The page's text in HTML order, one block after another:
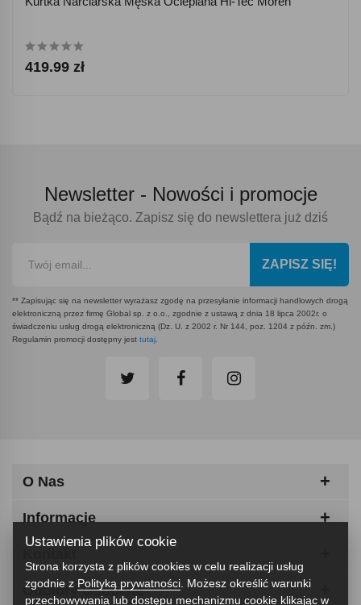
419.99 zł
Newsletter - Nowości i promocje
Bądź na bieżąco. Zapisz się do newslettera już dziś
ZAPISZ SIĘ!
** Zapisując się na newsletter wyrażasz zgodę na przesyłanie informacji handlowych drogą
elektroniczną przez firmę Global sp. z o.o., zgodnie z ustawą z dnia 18 lipca 2002r. o
świadczeniu usług drogą elektroniczną (Dz. U. z 2002 r. Nr 144, poz. 1204 z późn. zm.)
Regulamin promocji dostępny jest tutaj.
O Nas
Informacje
Odbiory Osobiste
Ustawienia plików cookie
Strona korzysta z plików cookies w celu realizacji usług
zgodnie z Polityką prywatności . Możesz określić warunki
przechowywania lub dostępu mechanizmu cookie klikając w